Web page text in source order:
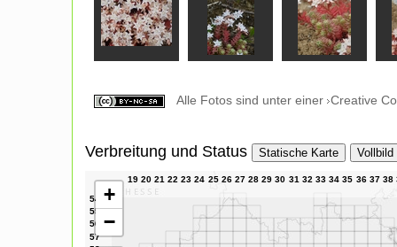
Alle Fotos sind unter einer Creative
Verbreitung und Status Statische Karte Vollbild
+
−